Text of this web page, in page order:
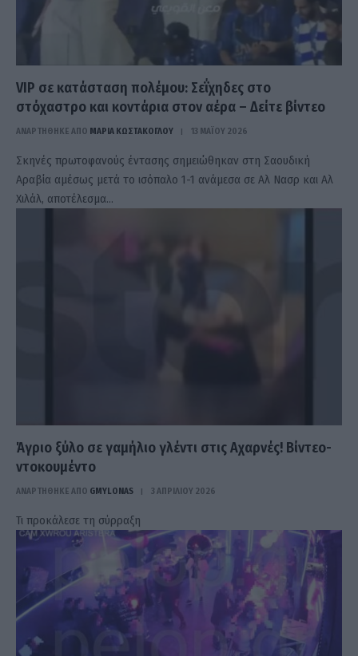
VIP σε κατάσταση πολέμου: Σεΐχηδες στο
στόχαστρο και κοντάρια στον αέρα – Δείτε βίντεο
ΑΝΑΡΤΗΘΗΚΕ ΑΠΟ ΜΑΡΊΑ ΚΩΣΤΆΚΟΓΛΟΥ 13 ΜΑΪ́ΟΥ 2026
Σκηνές πρωτοφανούς έντασης σημειώθηκαν στη Σαουδική
Αραβία αμέσως μετά το ισόπαλο 1-1 ανάμεσα σε Αλ Νασρ και Αλ
Χιλάλ, αποτέλεσμα…
Άγριο ξύλο σε γαμήλιο γλέντι στις Αχαρνές! Βίντεο-
ντοκουμέντο
ΑΝΑΡΤΗΘΗΚΕ ΑΠΟ GMYLONAS 3 ΑΠΡΙΛΊΟΥ 2026
Τι προκάλεσε τη σύρραξη